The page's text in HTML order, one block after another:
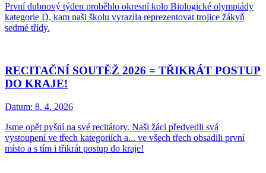
První dubnový týden proběhlo okresní kolo Biologické olympiády
kategorie D, kam naši školu vyrazila reprezentovat trojice žákyň
sedmé třídy.
RECITAČNÍ SOUTĚŽ 2026 = TŘIKRÁT POSTUP
DO KRAJE!
Datum: 8. 4. 2026
Jsme opět pyšní na své recitátory. Naši žáci předvedli svá
vystoupení ve třech kategoriích a... ve všech třech obsadili první
místo a s tím i třikrát postup do kraje!